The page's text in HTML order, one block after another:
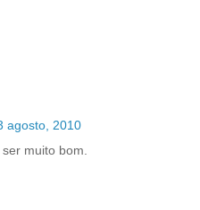
agosto, 2010
muito bom.